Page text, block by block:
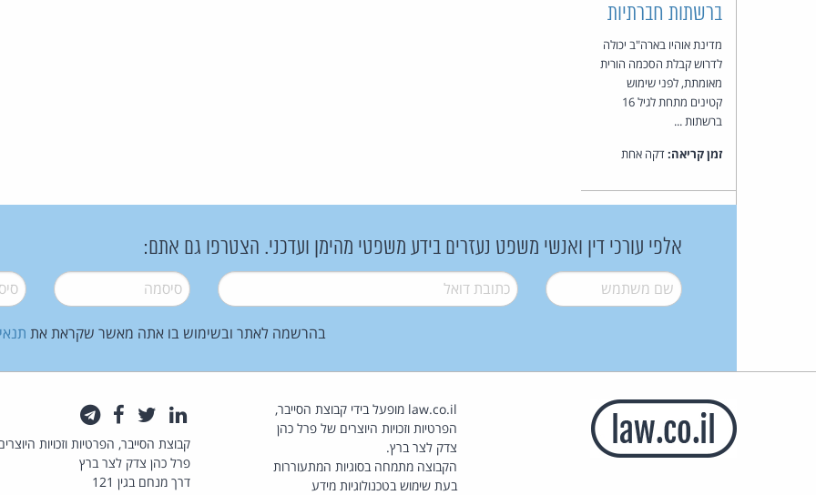
ברשתות חברתיות
מדינת אוהיו בארה"ב יכולה
לדרוש קבלת הסכמה הורית
מאומתת, לפני שימוש
קטינים מתחת לגיל 16
ברשתות ...
זמן קריאה:דקה אחת
אלפי עורכי דין ואנשי משפט נעזרים בידע משפטי מהימן ועדכני. הצטרפו גם אתם:
שם משתמש* דואל* סיסמה*
בהרשמה לאתר ובשימוש בו אתה מאשר שקראת את
law.co.il מופעל בידי קבוצת הסייבר,
הפרטיות וזכויות היוצרים של פרל כהן
צדק לצר ברץ.
הקבוצה מתמחה בסוגיות המתעוררות
בעת שימוש בטכנולוגיות מידע
לינקדאין
טוויטרפייסבוק
קבוצת הסייבר, הפרטיות וזכויות
פרל כהן צדק לצר ברץ
דרך מנחם בגין 121